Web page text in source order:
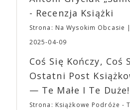
roli. Twórca kultowych
„Midsommar. W biały dzień”
osobisty film, który pozwolił
się z widzami swoimi lękami,
„Bo się boi” w kinach od 21
Waszych ulubionych
napoje oraz drobne przekąski a
planujemy Strefę
fantastycznego czasu
EXPO XXI!
- Recenzja Książki
Strona: Na Wysokim Obcasie
2025-04-09
Coś Się Kończy, Coś
Ostatni Post
— Te Małe I Te Duże!
Strona: Książkowe Podróże -